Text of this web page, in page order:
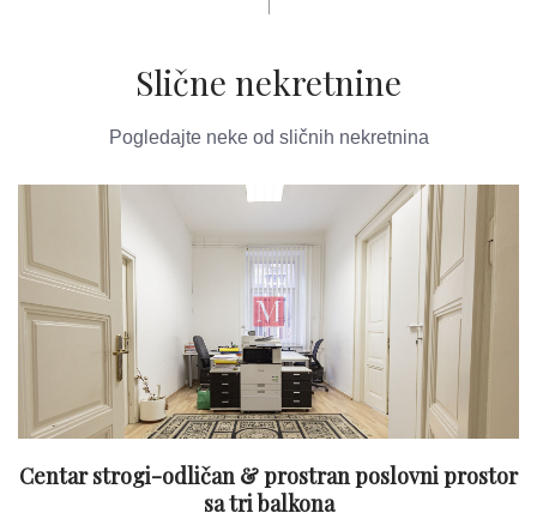
Slične nekretnine
Pogledajte neke od sličnih nekretnina
Centar strogi-odličan & prostran poslovni prostor
sa tri balkona